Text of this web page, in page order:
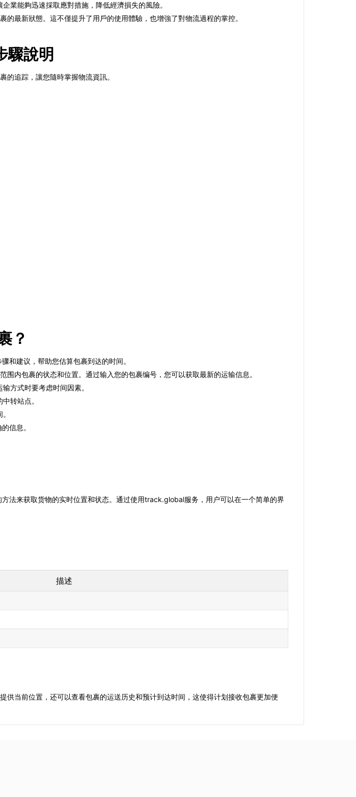
業能夠迅速採取應對措施，降低經濟損失的風險。
最新狀態。這不僅提升了用戶的使用體驗，也增強了對物流過程的掌控。
驟說明
追踪，讓您隨時掌握物流資訊。
？
和建议，帮助您估算包裹到达的时间。
内包裹的状态和位置。通过输入您的包裹编号，您可以获取最新的运输信息。
方式时要考虑时间因素。
转站点。
信息。
法来获取货物的实时位置和状态。通过使用track.global服务，用户可以在一个简单的界
描述
当前位置，还可以查看包裹的运送历史和预计到达时间，这使得计划接收包裹更加便